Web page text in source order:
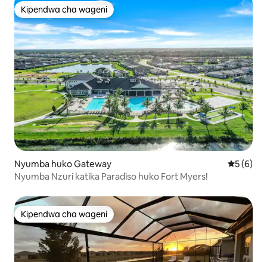
Kipendwa cha wageni
Kipendwa cha wageni
Nyumba huko Gateway
5 (6)
Nyumba Nzuri katika Paradiso huko Fort Myers!
Kipendwa cha wageni
Kipendwa cha wageni